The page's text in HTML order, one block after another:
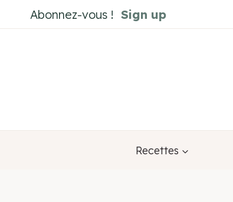
au
Abonnez-vous ! Sign up
Recettes